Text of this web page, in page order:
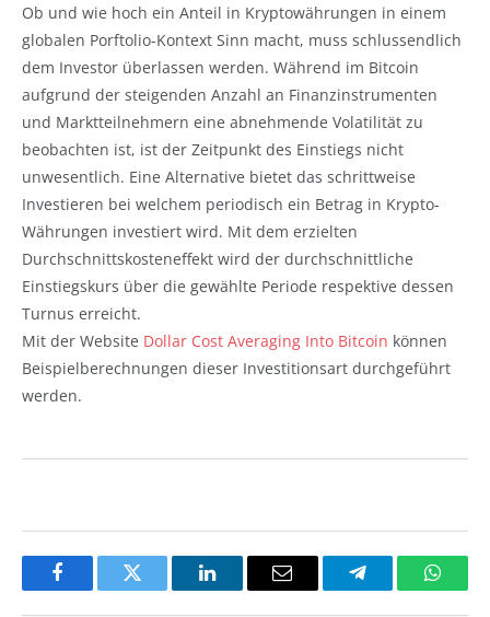
Ob und wie hoch ein Anteil in Kryptowährungen in einem
globalen Porftolio-Kontext Sinn macht, muss schlussendlich
dem Investor überlassen werden. Während im Bitcoin
aufgrund der steigenden Anzahl an Finanzinstrumenten
und Marktteilnehmern eine abnehmende Volatilität zu
beobachten ist, ist der Zeitpunkt des Einstiegs nicht
unwesentlich. Eine Alternative bietet das schrittweise
Investieren bei welchem periodisch ein Betrag in Krypto-
Währungen investiert wird. Mit dem erzielten
Durchschnittskosteneffekt wird der durchschnittliche
Einstiegskurs über die gewählte Periode respektive dessen
Turnus erreicht.
Mit der Website Dollar Cost Averaging Into Bitcoin können
Beispielberechnungen dieser Investitionsart durchgeführt
werden.
FacebookTwitter LinkedInEmail Telegram